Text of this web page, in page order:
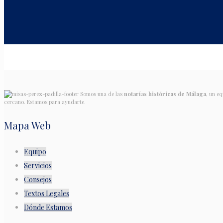
Somos una de las notarías históricas de Málaga, un
cercano. Estamos para ayudarte.
Mapa Web
Equipo
Servicios
Consejos
Textos Legales
Dónde Estamos